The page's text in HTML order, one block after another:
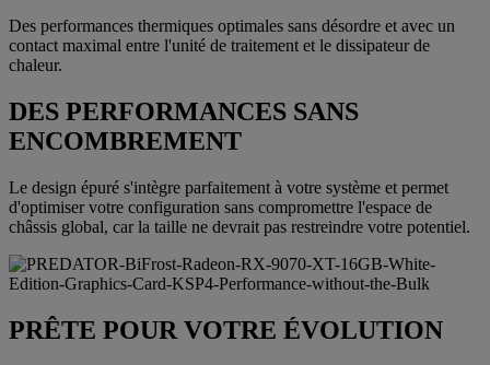
Des performances thermiques optimales sans désordre et avec un
contact maximal entre l'unité de traitement et le dissipateur de
chaleur.
DES PERFORMANCES SANS
ENCOMBREMENT
Le design épuré s'intègre parfaitement à votre système et permet
d'optimiser votre configuration sans compromettre l'espace de
châssis global, car la taille ne devrait pas restreindre votre potentiel.
PRÊTE POUR VOTRE ÉVOLUTION